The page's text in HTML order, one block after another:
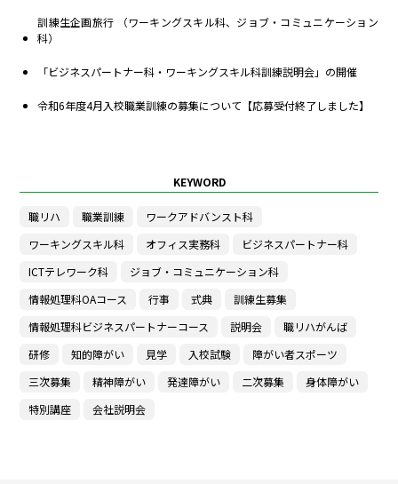
訓練生企画旅行 （ワーキングスキル科、ジョブ・コミュニケーション
科）
「ビジネスパートナー科・ワーキングスキル科訓練説明会」の開催
令和6年度4月入校職業訓練の募集について【応募受付終了しました】
KEYWORD
職リハ 職業訓練
ワークアドバンスト科
ワーキングスキル科
オフィス実務科
ビジネスパートナー科
ICTテレワーク科
ジョブ・コミュニケーション科
情報処理科OAコース
行事 式典
訓練生募集
情報処理科ビジネスパートナーコース
説明会
職リハがんば
研修
知的障がい 見学 入校試験
障がい者スポーツ
三次募集
精神障がい 発達障がい 二次募集
身体障がい
特別講座
会社説明会